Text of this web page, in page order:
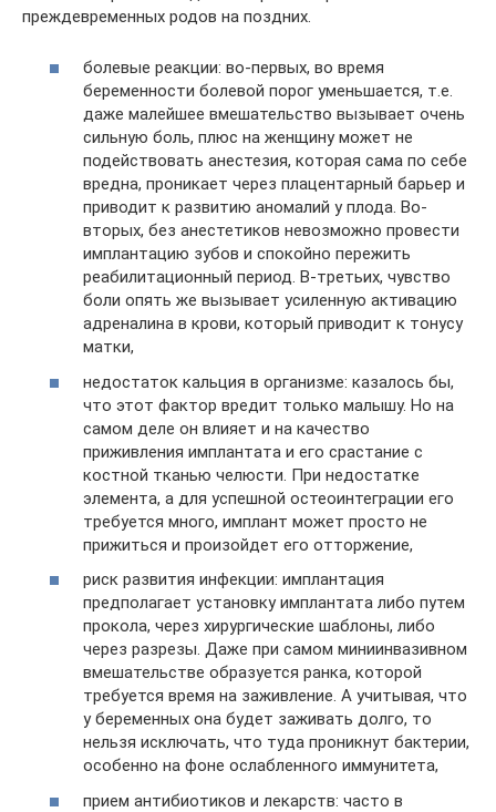
преждевременных родов на поздних.
болевые реакции: во-первых, во время
беременности болевой порог уменьшается, т.е.
даже малейшее вмешательство вызывает очень
сильную боль, плюс на женщину может не
подействовать анестезия, которая сама по себе
вредна, проникает через плацентарный барьер и
приводит к развитию аномалий у плода. Во-
вторых, без анестетиков невозможно провести
имплантацию зубов и спокойно пережить
реабилитационный период. В-третьих, чувство
боли опять же вызывает усиленную активацию
адреналина в крови, который приводит к тонусу
матки,
недостаток кальция в организме: казалось бы,
что этот фактор вредит только малышу. Но на
самом деле он влияет и на качество
приживления имплантата и его срастание с
костной тканью челюсти. При недостатке
элемента, а для успешной остеоинтеграции его
требуется много, имплант может просто не
прижиться и произойдет его отторжение,
риск развития инфекции: имплантация
предполагает установку имплантата либо путем
прокола, через хирургические шаблоны, либо
через разрезы. Даже при самом миниинвазивном
вмешательстве образуется ранка, которой
требуется время на заживление. А учитывая, что
у беременных она будет заживать долго, то
нельзя исключать, что туда проникнут бактерии,
особенно на фоне ослабленного иммунитета,
прием антибиотиков и лекарств: часто в